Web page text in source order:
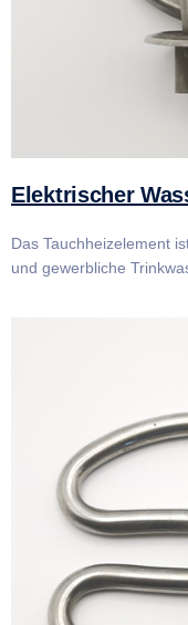
Elektrischer
Das Tauchheizelement
und gewerbliche